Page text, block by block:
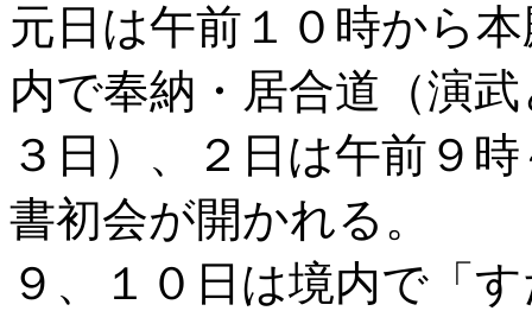
元日は午前１０時から
内で奉納・居合道（演
３日）、２日は午前９
書初会が開かれる。
９、１０日は境内で「